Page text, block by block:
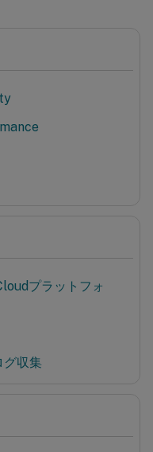
プラットフォ
収集